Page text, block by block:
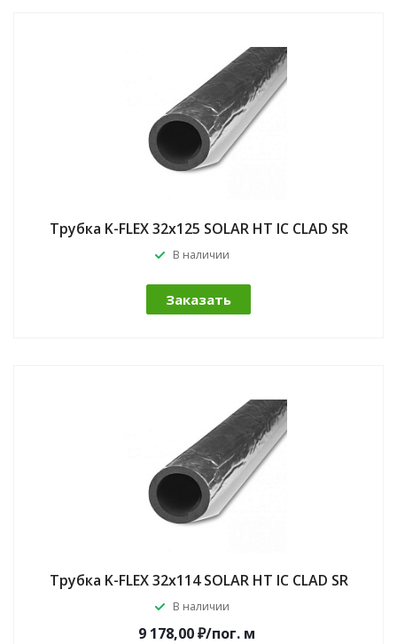
Трубка K-FLEX 32x125 SOLAR HT IC CLAD SR
В наличии
Заказать
Трубка K-FLEX 32x114 SOLAR HT IC CLAD SR
В наличии
9 178,00 ₽/пог.м